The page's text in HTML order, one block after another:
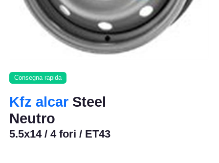
Consegna rapida
Kfz alcar Steel
Neutro
5.5x14 / 4 fori / ET43